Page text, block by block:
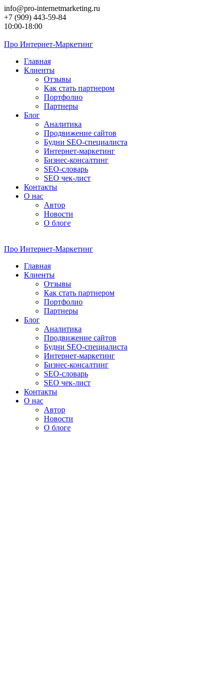
Перейти
к
контенту
info@pro-internetmarketing.ru
+7 (909) 443-59-84
10:00-18:00
Про Интернет-Маркетинг
Главная
Клиенты
Отзывы
Как стать партнером
Портфолио
Партнеры
Блог
Аналитика
Продвижение сайтов
Будни SEO-специалиста
Интернет-маркетинг
Бизнес-консалтинг
SEO-словарь
SEO чек-лист
Контакты
О нас
Автор
Новости
О блоге
Про Интернет-Маркетинг
Главная
Клиенты
Отзывы
Как стать партнером
Портфолио
Партнеры
Блог
Аналитика
Продвижение сайтов
Будни SEO-специалиста
Интернет-маркетинг
Бизнес-консалтинг
SEO-словарь
SEO чек-лист
Контакты
О нас
Автор
Новости
О блоге